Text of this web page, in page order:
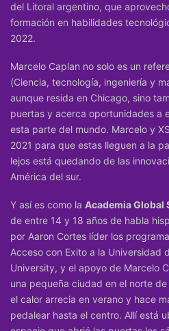
del Litoral argentino, que
formación en habilidades
2022.
Marcelo Caplan no solo es un
(Ciencia, tecnología, ingeniería y
aunque resida en Chicago, sino
puertas y acerca oportunidades a
esta parte del mundo. Marcelo y
2021 para que estas lleguen a la
lejos está quedando de las
América del sur.
Y así es como la Academia Global
de entre 14 y 18 años de habla
por Aaron Cortes líder los
Acceso con Exito a la Universidad
University, y el apoyo de Marcelo
una pequeña ciudad en el norte
el calor arrecia en verano y hace
pedalear hasta el centro. Allí está